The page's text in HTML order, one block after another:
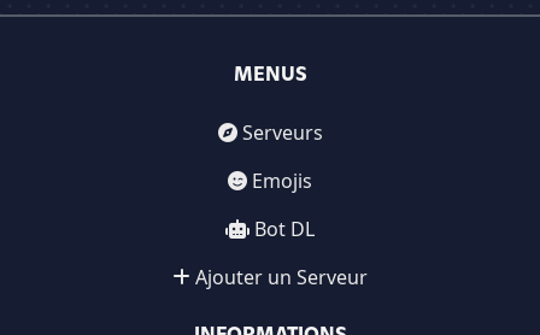
MENUS
Serveurs
Emojis
Bot DL
Ajouter un Serveur